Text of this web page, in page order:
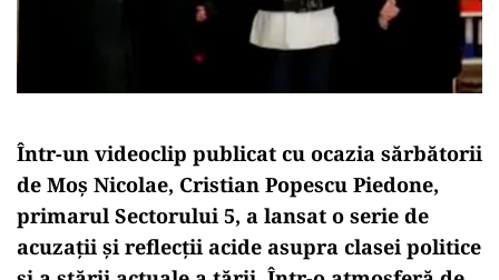
Într-un videoclip publicat cu ocazia sărbătorii
de Moș Nicolae, Cristian Popescu Piedone,
primarul Sectorului 5, a lansat o serie de
acuzații și reflecții acide asupra clasei politice